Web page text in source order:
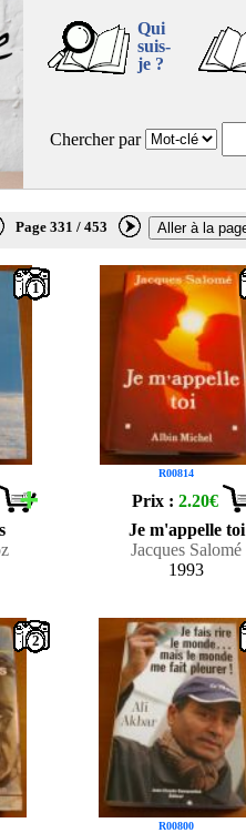
Qui
suis-
je ?
Chercher par
Page 331 / 453
1
R00814
Prix :2.20€
Je m'appelle toi
Jacques Salomé
1993
2
R00800